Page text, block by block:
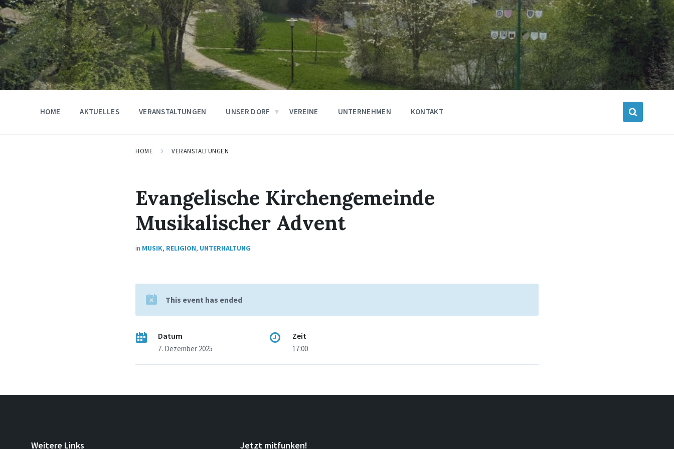
HOME AKTUELLES VERANSTALTUNGEN UNSER DORF VEREINE UNTERNEHMEN KONTAKT
HOME VERANSTALTUNGEN
Evangelische Kirchengemeinde
Musikalischer Advent
in MUSIK, RELIGION, UNTERHALTUNG
This event has ended
Datum
7. Dezember 2025
Zeit
17:00
Weitere Links Jetzt mitfunken!